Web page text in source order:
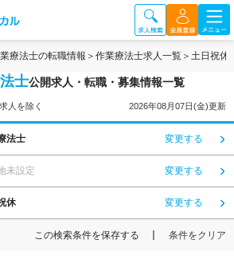
療法士の転職情報 作業療法士求人一覧 土日祝休
士公開求人・転職・募集情報一覧
人を除く 2026年08月07日(金)更新
法士 変更する
未設定 変更する
休 変更する
この検索条件を保存する 条件をクリア